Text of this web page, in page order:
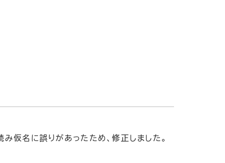
名に誤りがあったため、修正しました。